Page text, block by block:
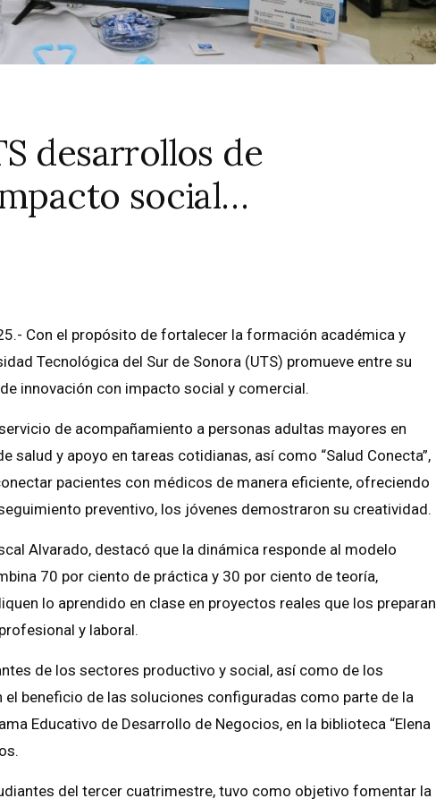
desarrollos de
social…
Con el propósito de fortalecer la formación académica y
Tecnológica del Sur de Sonora (UTS) promueve entre su
innovación con impacto social y comercial.
de acompañamiento a personas adultas mayores en
salud y apoyo en tareas cotidianas, así como “Salud Conecta”,
pacientes con médicos de manera eficiente, ofreciendo
preventivo, los jóvenes demostraron su creatividad.
Alvarado, destacó que la dinámica responde al modelo
70 por ciento de práctica y 30 por ciento de teoría,
lo aprendido en clase en proyectos reales que los preparan
y laboral.
de los sectores productivo y social, así como de los
beneficio de las soluciones configuradas como parte de la
Educativo de Desarrollo de Negocios, en la biblioteca “Elena
del tercer cuatrimestre, tuvo como objetivo fomentar la